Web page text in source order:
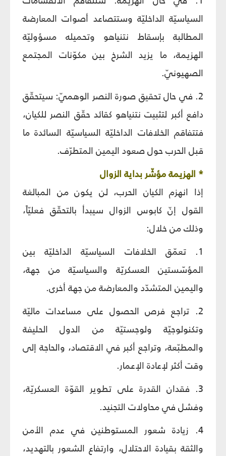
السياسيّة الداخليّة وستتصاعد أصوات المعارضة
المطالبة بإسقاط نتنياهو وتحميله مسؤوليّة
الهزيمة، ما يزيد الشرخ بين مكوّنات المجتمع
الصهيونيّ.
2. في حال تحقيق صورة النصر الوهميّ: سيتحقّق
دافع أكبر لتثبيت نتنياهو كقائد حقّق النصر للكيان،
فتتفاقم الخلافات الداخليّة السياسيّة السائدة ما
قبل الحرب حول صعود اليمين المتطرّف.
* الهزيمة مؤشّر بداية الزوال
إذا انهزم الكيان الحرب، لن يكون من المبالغة
القول إنّ كابوس الزوال سيبدأ بالتحقّق فعليّاً،
وذلك من خلال:
1. تعمّق الخلافات السياسيّة الداخليّة بين
المؤسّستين العسكريّة والسياسيّة من جهة،
واليمين المتشدّد والمعارضة من جهة أخرى.
2. تراجع فرص الحصول على مساعدات ماليّة
وتكنولوجيّة ولوجستيّة من الدول الحليفة
والمطبّعة، وتراجع أكبر في الاقتصاد، والحاجة إلى
وقت أكثر لإعادة الإعمار.
3. فقدان القدرة على تطوير القوّة العسكريّة،
وفشل في محاولات التجنيد.
4. زيادة شعور المستوطنين في عدم الأمن
والثقة بقيادة الاحتلال، وارتفاع الشعور بالتهديد،